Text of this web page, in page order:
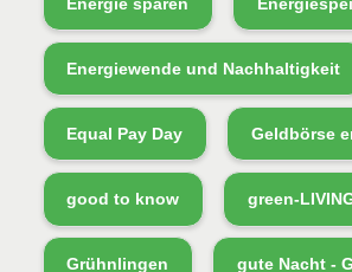
Energiewende und Nachhaltigkeit
Equal Pay Day Geldbörse
good to know green-
Grühnlingen gute Nacht -